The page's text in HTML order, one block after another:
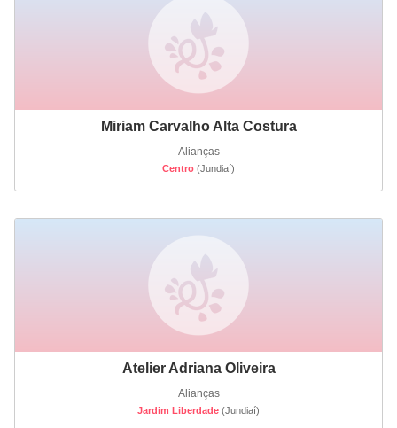
Miriam Carvalho Alta Costura
Alianças
Centro (Jundiaí)
Atelier Adriana Oliveira
Alianças
Jardim Liberdade (Jundiaí)